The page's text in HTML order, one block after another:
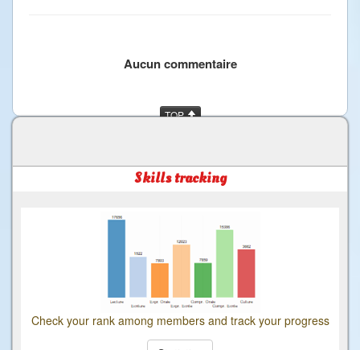
Aucun commentaire
TOP
Skills tracking
Check your rank among members and track your progress